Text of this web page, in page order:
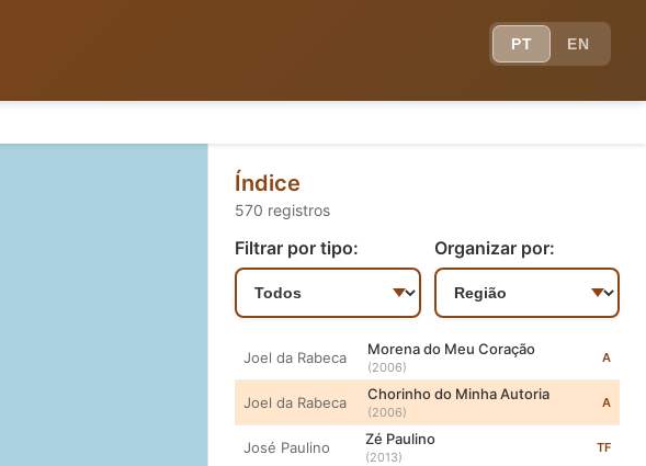
PT EN
Índice
570 registros
Filtrar por tipo: Organizar por:
Xodó da Moreninha
(2013)
Pattricio
Jeferson Leite
João
Campo da Cruz AT
Joaquim
Firmino da Maia
Quincas Firmino
(2013)
TF
Joel da Rabeca Morena do Meu Coração
(2006)
A
Joel da Rabeca Chorinho do Minha Autoria
(2006)
A
José Paulino Zé Paulino
(2013)
TF